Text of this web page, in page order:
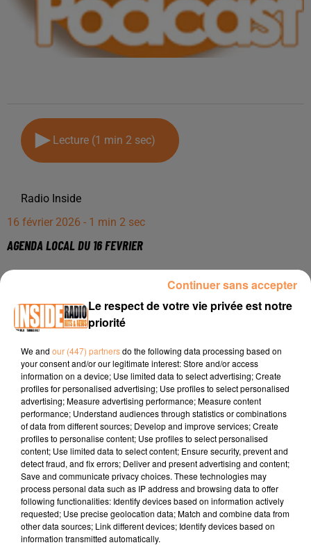
Lecture (1 min 2 sec)
Radio Inside
16 février 2026 - 1 min 2 sec
AGENDA LOCAL DU 16 FEVRIER
00:11 ARCANGUES / Carnaval oganisé samedi 21 février
dès 10hwww.tourisme64.com
00:26 LO9URDES / Loto oprganisé par l’APE Poueyferré-
Loubajac samedi 21 févrir à 20h3 à l'Espac Robert Hossein
www.lourdes.fr
00:36 ARUDY / Vide grnier du comité des fêtes samedi 21
février de 8h30 à 17hwww.tourisme64.com
TITRES DIFFUSÉS
Le respect de votre vie privée est notre
priorité
We and our (447) partnersdo the following data processing based on
your consent and/or our legitimate interest: Store and/or access
information on a device; Use limited data to select advertising; Create
profiles for personalised advertising; Use profiles to select personalised
advertising; Measure advertising performance; Measure content
performance; Understand audiences through statistics or combinations
of data from different sources; Develop and improve services; Create
profiles to personalise content; Use profiles to select personalised
content; Use limited data to select content; Ensure security, prevent and
detect fraud, and fix errors; Deliver and present advertising and content;
Save and communicate privacy choices. These technologies may
process personal data such as IP address and browsing data to offer
following functionalities: Identify devices based on information actively
requested; Use precise geolocation data; Match and combine data from
other data sources; Link different devices; Identify devices based on
information transmitted automatically.
Continuer sans accepter